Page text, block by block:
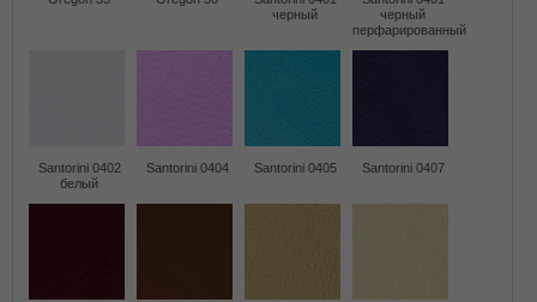
черный
черный
перфарированный
Santorini 0402
белый
Santorini 0404 Santorini 0405 Santorini 0407